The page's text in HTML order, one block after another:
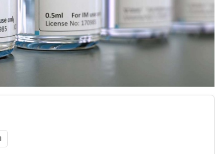
D
Data Protection